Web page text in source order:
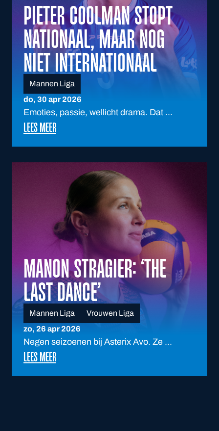
PIETER COOLMAN STOPT
NATIONAAL, MAAR NOG
NIET INTERNATIONAAL
Mannen Liga
do, 30 apr 2026
Emoties, passie, wellicht drama. Dat ...
LEES MEER
MANON STRAGIER: ‘THE
LAST DANCE’
Mannen Liga
Vrouwen Liga
zo, 26 apr 2026
Negen seizoenen bij Asterix Avo. Ze ...
LEES MEER